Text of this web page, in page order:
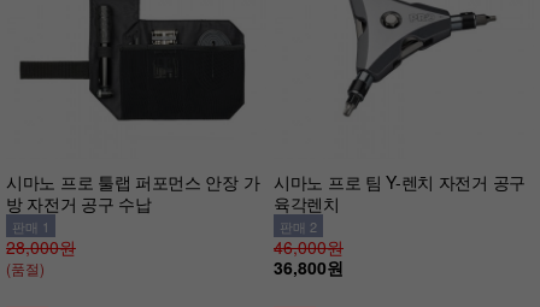
시마노 프로 툴랩 퍼포먼스 안장 가
방 자전거 공구 수납
판매 1
28,000원
(품절)
시마노 프로 팀 Y-렌치 자전거 공구
육각렌치
판매 2
46,000원
36,800원